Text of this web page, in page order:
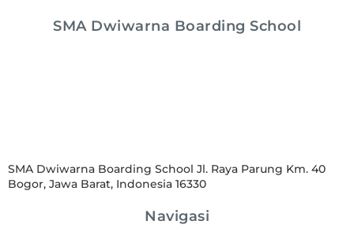
SMA Dwiwarna Boarding School
SMA Dwiwarna Boarding School Jl. Raya Parung Km. 40
Bogor, Jawa Barat, Indonesia 16330
Navigasi